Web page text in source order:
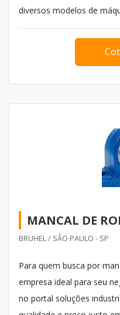
diversos modelos de
diferenciais com sua
métodos, qualificando o
MANCAL DE
BRUHEL / SÃO PAULO - SP
Para quem busca por
empresa ideal para seu
no portal soluções